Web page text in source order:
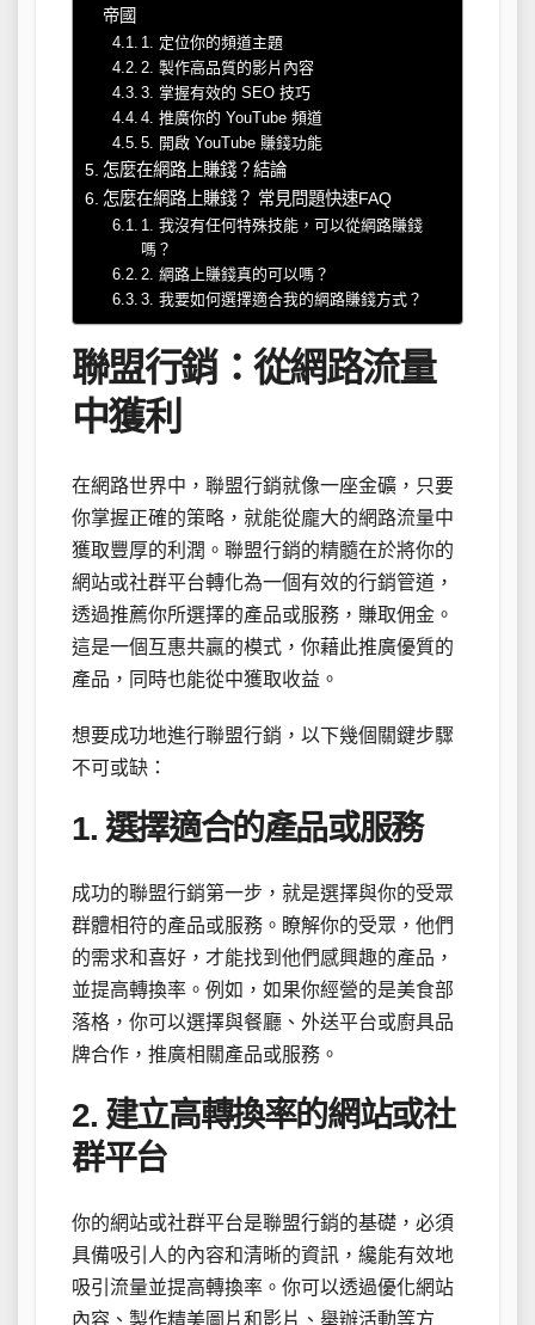
帝國
1. 定位你的頻道主題
2. 製作高品質的影片內容
3. 掌握有效的 SEO 技巧
4. 推廣你的 YouTube 頻道
5. 開啟 YouTube 賺錢功能
怎麼在網路上賺錢？結論
怎麼在網路上賺錢？ 常見問題快速FAQ
1. 我沒有任何特殊技能，可以從網路賺錢
嗎？
2. 網路上賺錢真的可以嗎？
3. 我要如何選擇適合我的網路賺錢方式？
聯盟行銷：從網路流量
中獲利
在網路世界中，聯盟行銷就像一座金礦，只要
你掌握正確的策略，就能從龐大的網路流量中
獲取豐厚的利潤。聯盟行銷的精髓在於將你的
網站或社群平台轉化為一個有效的行銷管道，
透過推薦你所選擇的產品或服務，賺取佣金。
這是一個互惠共贏的模式，你藉此推廣優質的
產品，同時也能從中獲取收益。
想要成功地進行聯盟行銷，以下幾個關鍵步驟
不可或缺：
1. 選擇適合的產品或服務
成功的聯盟行銷第一步，就是選擇與你的受眾
群體相符的產品或服務。瞭解你的受眾，他們
的需求和喜好，才能找到他們感興趣的產品，
並提高轉換率。例如，如果你經營的是美食部
落格，你可以選擇與餐廳、外送平台或廚具品
牌合作，推廣相關產品或服務。
2. 建立高轉換率的網站或社
群平台
你的網站或社群平台是聯盟行銷的基礎，必須
具備吸引人的內容和清晰的資訊，纔能有效地
吸引流量並提高轉換率。你可以透過優化網站
內容、製作精美圖片和影片、舉辦活動等方